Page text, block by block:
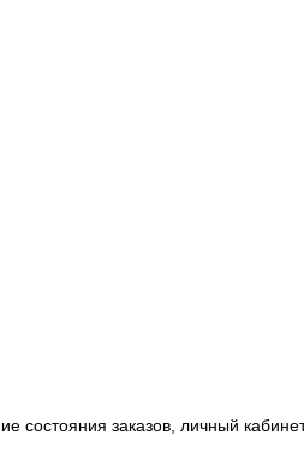
состояния заказов, личный